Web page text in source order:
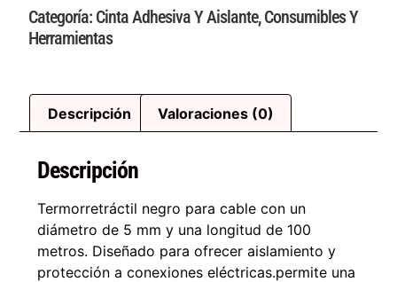
Categoría: Cinta Adhesiva Y Aislante,Consumibles Y
Herramientas
Descripción Valoraciones (0)
Descripción
Termorretráctil negro para cable con un
diámetro de 5 mm y una longitud de 100
metros. Diseñado para ofrecer aislamiento y
protección a conexiones eléctricas.permite una